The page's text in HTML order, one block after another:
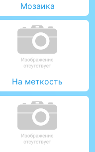
Мозаика
На меткость